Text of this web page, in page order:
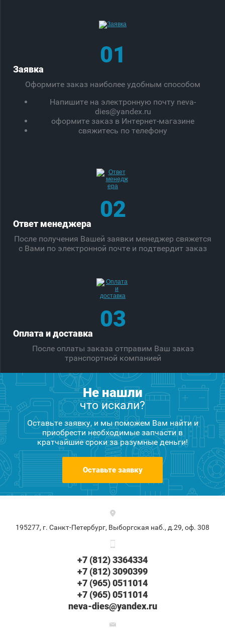
01
Заявка
Оформите заказ наиболее удобным способом
Напишите на электронную почту neva-
dies@yandex.ru
оформите заказ в Интернет-магазине
свяжитесь по телефону
02
Ответ менеджера
После получения Вашей заявки менеджер свяжется
с Вами по электронной почте и подтвердит заказ
03
Оплата и доставка
После оплаты заказа отправим Ваш заказ
транспортной компанией
Не нашли
что искали?
Оставьте заявку, и мы поможем Вам найти и
приобрести необходимые запчасти в
кратчайшие сроки за разумные деньги!
Оставьте заявку
195277, г. Санкт-Петербург, Выборгская наб., д.29, оф. 308
+7 (812) 3364334
+7 (812) 3090399
+7 (965) 0511014
+7 (965) 0511014
neva-dies@yandex.ru